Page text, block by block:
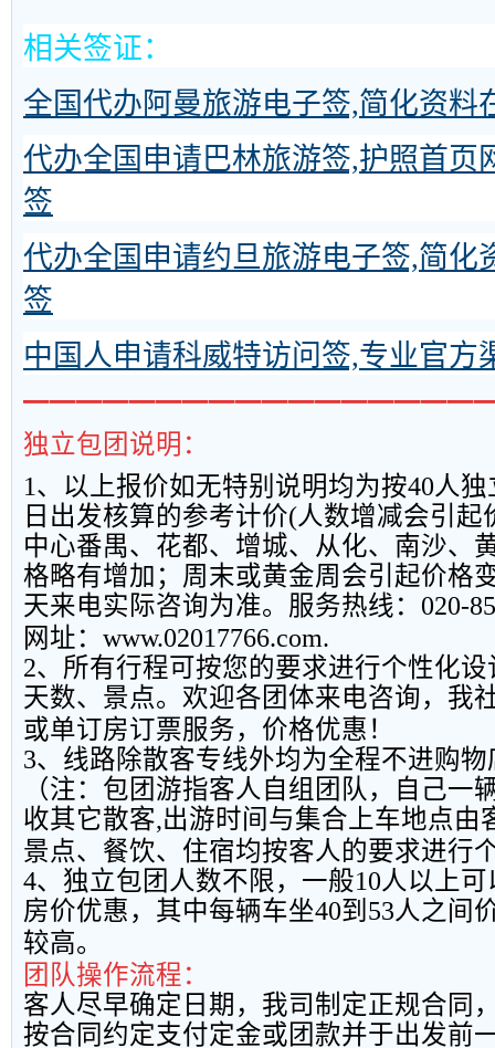
相关签证：
全国代办阿曼旅游电子签,简化资料
代办全国申请巴林旅游签,护照首页
签
代办全国申请约旦旅游电子签,简化
签
中国人申请科威特访问签,专业官方
独立包团说明：
1、以上报价如无特别说明均为按40人
日出发核算的参考计价(人数增减会引起
中心番禺、花都、增城、从化、南沙、
格略有增加；周末或黄金周会引起价格
天来电实际咨询为准。服务热线： 020-
网址： www.02017766.com.
2、所有行程可按您的要求进行个性化
天数、景点。欢迎各团体来电咨询，我
或单订房订票服务，价格优惠！
3、线路除散客专线外均为全程不进购
（注：包团游指客人自组团队，自己一
收其它散客,出游时间与集合上车地点由
景点、餐饮、住宿均按客人的要求进行
4、独立包团人数不限，一般10人以上
房价优惠，其中每辆车坐40到 53人之间
较高。
团队操作流程：
客人尽早确定日期，我司制定正规合同
按合同约定支付定金或团款并于出发前